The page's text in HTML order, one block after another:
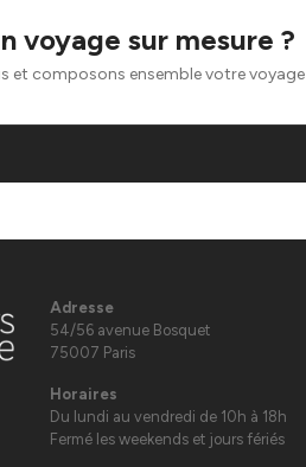
voyage sur mesure ?
et composons ensemble votre voyage
Adresse
54/56 avenue Bosquet
75007 Paris
Horaires
Du lundi au vendredi de 10h à 18h
Fermé les weekends et jours fériés